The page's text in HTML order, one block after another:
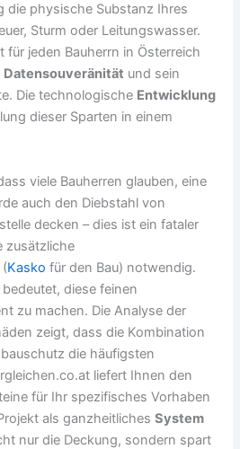
die physische Substanz Ihres
Sturm oder Leitungswasser.
für jeden Bauherrn in Österreich
Datensouveränität und sein
Die technologische Entwicklung
dieser Sparten in einem
viele Bauherren glauben, eine
auch den Diebstahl von
decken – dies ist ein fataler
zusätzliche
(Kasko für den Bau) notwendig.
diese feinen
zu machen. Die Analyse der
zeigt, dass die Kombination
die häufigsten
liefert Ihnen den
für Ihr spezifisches Vorhaben
als ganzheitlichesSystem
nur die Deckung, sondern spart